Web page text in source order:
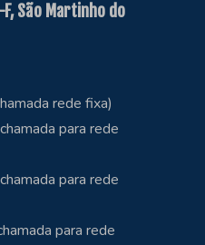
São Martinho do
rede fixa)
para rede
para rede
para rede